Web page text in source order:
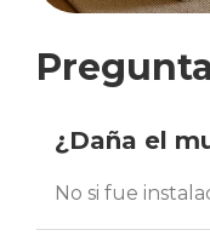
¿Daña el
No si fue